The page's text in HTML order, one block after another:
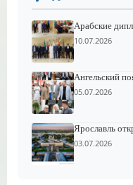
Арабские
10.07.2026
Ангельский
05.07.2026
Ярославль
03.07.2026